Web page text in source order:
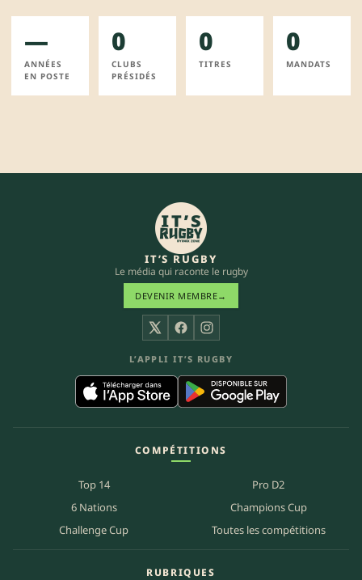
—
ANNÉES
EN POSTE
0
CLUBS
PRÉSIDÉS
0
TITRES
0
MANDATS
IT’S RUGBY
Le média qui raconte le rugby
DEVENIR MEMBRE→
X FacebookInstagram
L’APPLI IT’S RUGBY
COMPÉTITIONS
Top 14
Pro D2
6 Nations
Champions Cup
Challenge Cup
Toutes les compétitions
RUBRIQUES